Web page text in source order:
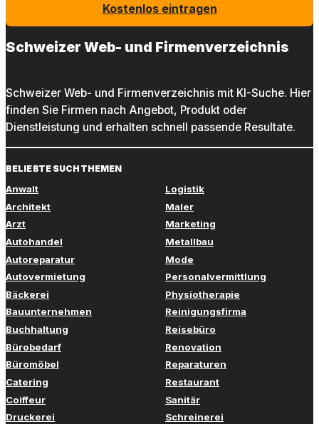
Kostenlos eintragen
Schweizer Web- und Firmenverzeichnis
Schweizer Web- und Firmenverzeichnis mit KI-Suche. Hier
finden Sie Firmen nach Angebot, Produkt oder
Dienstleistung und erhalten schnell passende Resultate.
BELIEBTE SUCHTHEMEN
Anwalt
Architekt
Arzt
Autohandel
Autoreparatur
Autovermietung
Bäckerei
Bauunternehmen
Buchhaltung
Bürobedarf
Büromöbel
Catering
Coiffeur
Druckerei
Logistik
Maler
Marketing
Metallbau
Mode
Personalvermittlung
Physiotherapie
Reinigungsfirma
Reisebüro
Renovation
Reparaturen
Restaurant
Sanitär
Schreinerei